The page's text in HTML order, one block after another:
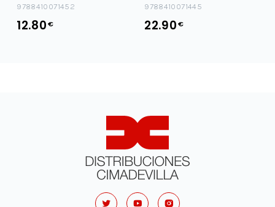
9788410071452
12.80€
9788410071445
22.90€